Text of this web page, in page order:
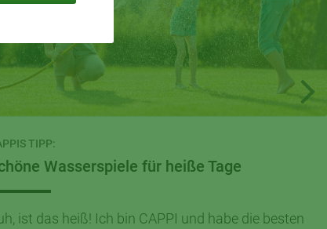
TIPP:
Wasserspiele für heiße Tage
ist das heiß! Ich bin CAPPI und habe die besten